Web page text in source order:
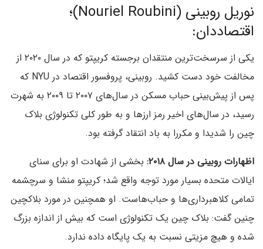
نوریل روبینی (Nouriel Roubini)؛
اقتصاددان:
یکی از سرسخت‌ترین منتقدان برجسته کریپتو که در سال ۲۰۲۰ از
مخالفت خود دست کشید. روبینی، پروفسور اقتصاد در NYU که
پس از پیش‌بینی حباب مسکن در سال‌های ۲۰۰۷ تا ۲۰۰۹ به شهرت
رسید، در سال‌های اخیر رمز ارزها و به طور کلی تکنولوژی بلاک
چین را شدیدا و مکررا به باد انتقاد گرفته بود.
اظهارات روبینی در سال ۲۰۱۸:
بخشی از شهادت او برای سنای
ایالات متحده بسیار مورد توجه واقع شد؛ کریپتو منشا و سرچشمه
تمامی کلاهبرداری‌ها و حباب‌هاست. او همچنین در مورد بلاکچین
چنین گفت: بلاک چین یک تکنولوژی است که بیش از اندازه بزرگ
شده و هیچ مزیتی نسبت به یک پایگاه داده ندارد.